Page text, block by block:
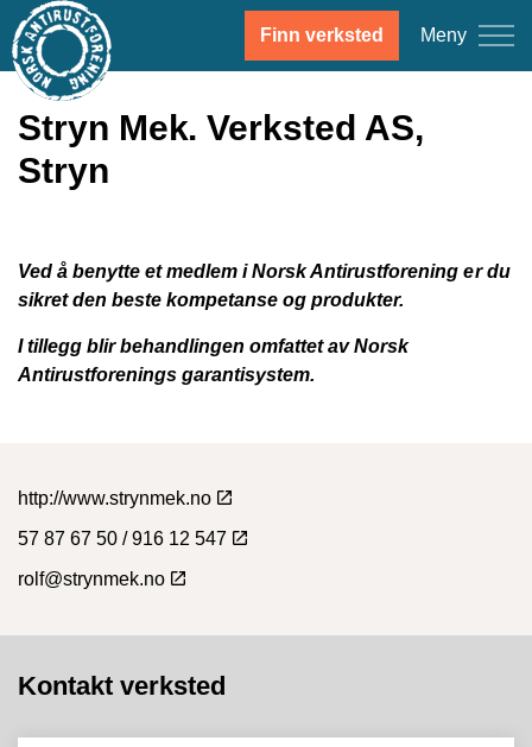
Finn verksted Meny
Stryn Mek. Verksted AS,
Stryn
Ved å benytte et medlem i Norsk Antirustforening er du
sikret den beste kompetanse og produkter.
I tillegg blir behandlingen omfattet av Norsk
Antirustforenings garantisystem.
http://www.strynmek.no
57 87 67 50 / 916 12 547
rolf@strynmek.no
Kontakt verksted